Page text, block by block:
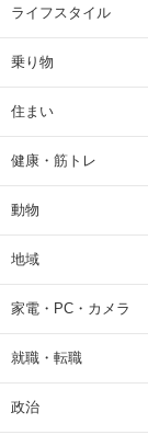
ライフスタイル
乗り物
住まい
健康・筋トレ
動物
地域
家電・PC・カメラ
就職・転職
政治